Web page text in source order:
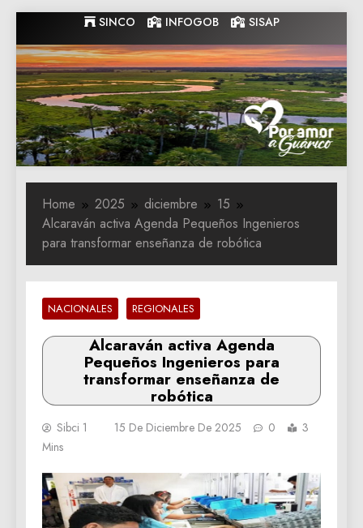
to
content
SINCO INFOGOB SISAP
Gobernacion
de Guarico
Gobernacion de Guarico
Home 2025 diciembre
15
Alcaraván activa Agenda Pequeños Ingenieros
para transformar enseñanza de robótica
NACIONALES REGIONALES
Alcaraván activa Agenda
Pequeños Ingenieros para
transformar enseñanza de
robótica
Sibci 1 15 De Diciembre De 2025 0
3
Mins